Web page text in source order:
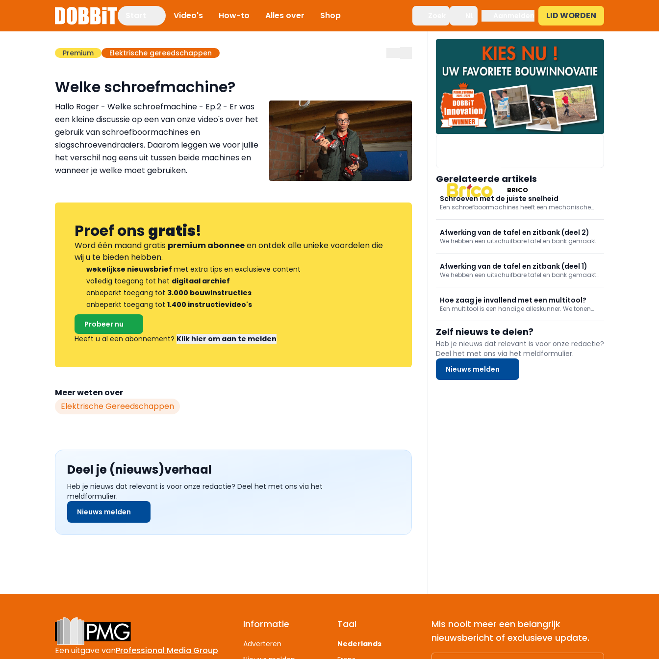
Video's How-to Alles over Shop LID WORDEN
Premium Elektrische gereedschappen
Welke schroefmachine?
Hallo Roger - Welke schroefmachine - Ep.2 - Er was
een kleine discussie op een van onze video's over het
gebruik van schroefboormachines en
slagschroevendraaiers. Daarom leggen we voor jullie
het verschil nog eens uit tussen beide machines en
wanneer je welke moet gebruiken.
Proef onsgratis!
Word één maand gratis premium abonneeen ontdek alle unieke voordelen die
wij u te bieden hebben.
wekelijkse nieuwsbrief met extra tips en exclusieve content
volledig toegang tot het digitaal archief
onbeperkt toegang tot 3.000 bouwinstructies
onbeperkt toegang tot 1.400 instructievideo's
Probeer nu
Heeft u al een abonnement? Klik hier om aan te melden
Meer weten over
Elektrische Gereedschappen
Deel je (nieuws)verhaal
Heb je nieuws dat relevant is voor onze redactie? Deel het met ons via het
meldformulier.
Nieuws melden
BRICO
Gerelateerde artikels
Schroeven met de juiste snelheid
Een schroefboormachines heeft een mechanische
waarom? We leggen het uit in deze tip.
Afwerking van de tafel en zitbank (deel 2)
We hebben een uitschuifbare tafel en bank gemaakt
Afwerking van de tafel en zitbank (deel 1)
We hebben een uitschuifbare tafel en bank gemaakt
Hoe zaag je invallend met een multitool?
Een multitool is een handige alleskunner. We tonen
Zelf nieuws te delen?
Heb je nieuws dat relevant is voor onze redactie?
Deel het met ons via het meldformulier.
Nieuws melden
Een uitgave vanProfessional Media Group
Informatie
Adverteren
Taal
Nederlands
Mis nooit meer een belangrijk
nieuwsbericht of exclusieve update.